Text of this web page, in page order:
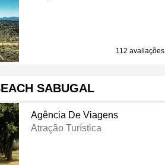
112 avaliações
SABUGAL
Agência De Viagens
Atração Turística